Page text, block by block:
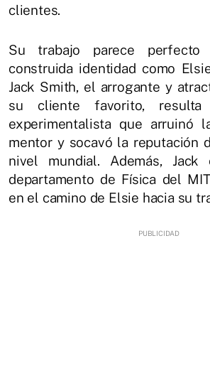
clientes.
Su trabajo parece
construida identidad como
Jack Smith, el arrogante y
su cliente favorito,
experimentalista que arruinó
mentor y socavó la reputación
nivel mundial. Además,
departamento de Física del
en el camino de Elsie hacia su